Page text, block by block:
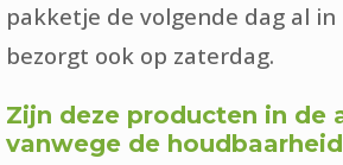
pakketje de volgende dag al in
bezorgt ook op zaterdag.
Zijn deze producten in de
vanwege de